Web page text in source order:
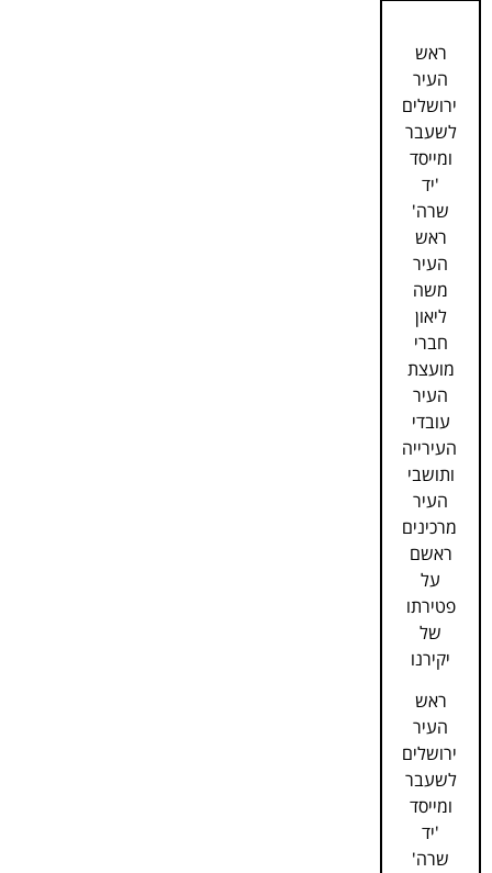
ראש
העיר
ירושלים
לשעבר
ומייסד
'יד
שרה'
ראש
העיר
משה
ליאון
חברי
מועצת
העיר
עובדי
העירייה
ותושבי
העיר
מרכינים
ראשם
על
פטירתו
של
יקירנו
ראש
העיר
ירושלים
לשעבר
ומייסד
'יד
שרה'